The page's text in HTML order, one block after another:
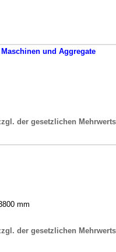
und Aggregate
der gesetzlichen
mm
der gesetzlichen